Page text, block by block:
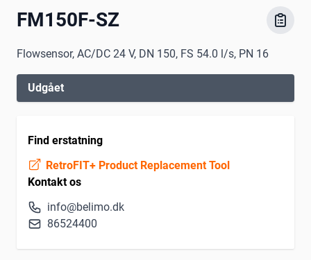
FM150F-SZ
Flowsensor, AC/DC 24 V, DN 150, FS 54.0 l/s, PN 16
Udgået
Find erstatning
RetroFIT+ Product Replacement Tool
Kontakt os
info@belimo.dk
86524400